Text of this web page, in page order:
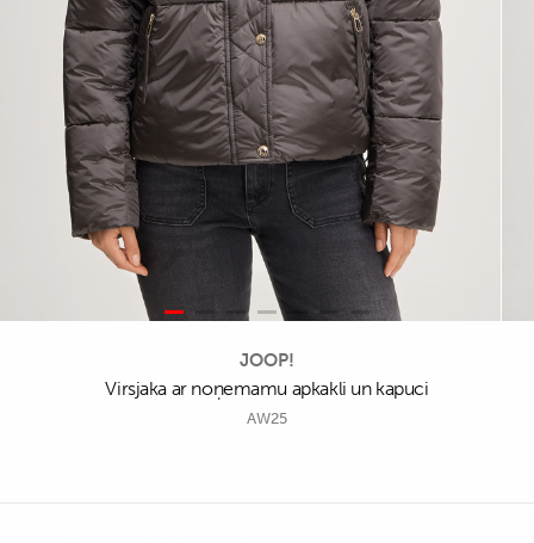
JOOP!
Virsjaka ar noņemamu apkakli un kapuci
AW25